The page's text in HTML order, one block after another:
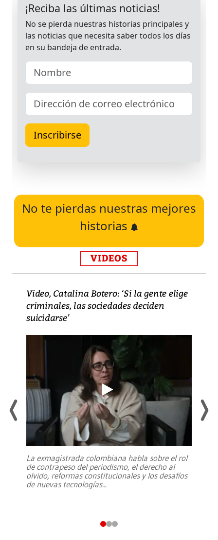
No te pierdas nuestras mejores
historias
VIDEOS
Video, Catalina Botero: ‘Si la gente elige
criminales, las sociedades deciden
suicidarse’
La exmagistrada colombiana habla sobre el rol
de contrapeso del periodismo, el derecho al
olvido, reformas constitucionales y los desafíos
de nuevas tecnologías...